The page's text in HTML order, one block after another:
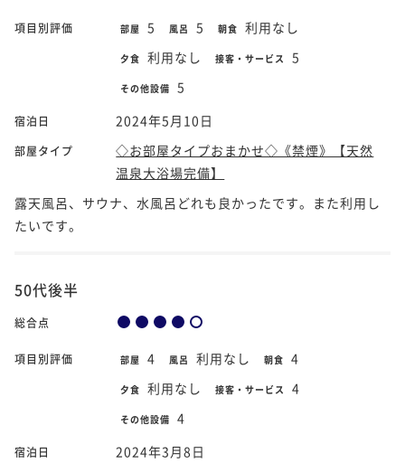
項目別評価 部屋 5 風呂 5 朝食 利用なし
夕食 利用なし 接客・サービス 5
その他設備 5
宿泊日 2024年5月10日
部屋タイプ
◇お部屋タイプおまかせ◇《禁煙》【天然
温泉大浴場完備】
露天風呂、サウナ、水風呂どれも良かったです。また利用し
たいです。
50代後半
総合点
項目別評価 部屋 4 風呂 利用なし 朝食 4
夕食 利用なし 接客・サービス 4
その他設備 4
宿泊日 2024年3月8日